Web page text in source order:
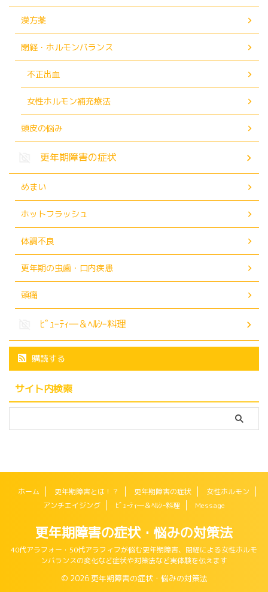
漢方薬
閉経・ホルモンバランス
不正出血
女性ホルモン補充療法
頭皮の悩み
更年期障害の症状
めまい
ホットフラッシュ
体調不良
更年期の虫歯・口内疾患
頭痛
ﾋﾞｭｰﾃｨ―＆ﾍﾙｼｰ料理
購読する
サイト内検索
ホーム 更年期障害とは！？ 更年期障害の症状
女性ホルモン
アンチエイジング
ﾋﾞｭｰﾃｨ―＆ﾍﾙｼｰ料理 Message
更年期障害の症状・悩みの対策法
40代アラフォー・50代アラフィフが悩む更年期障害、閉経による女性ホルモ
ンバランスの変化など症状や対策法など実体験を伝えます
© 2026 更年期障害の症状・悩みの対策法